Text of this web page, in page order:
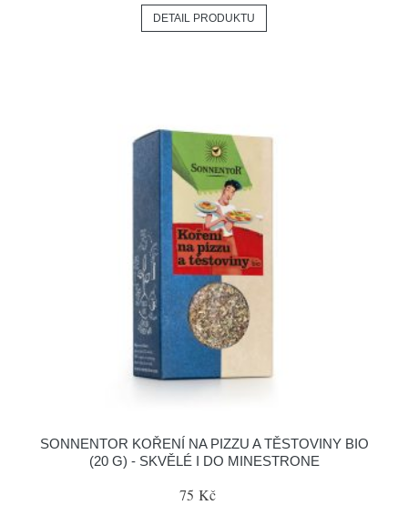
DETAIL PRODUKTU
SONNENTOR KOŘENÍ NA PIZZU A TĚSTOVINY BIO
(20 G) - SKVĚLÉ I DO MINESTRONE
75 Kč